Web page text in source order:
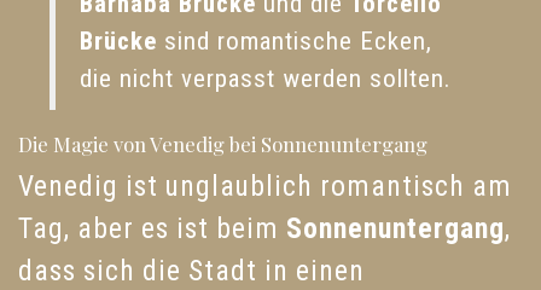
Brücke sind romantische Ecken,
die nicht verpasst werden sollten.
Die Magie von Venedig bei Sonnenuntergang
Venedig ist unglaublich romantisch am
Tag, aber es ist beim Sonnenuntergang,
dass sich die Stadt in einen